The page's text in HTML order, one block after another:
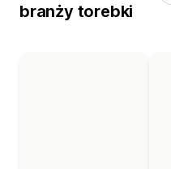
branży torebki